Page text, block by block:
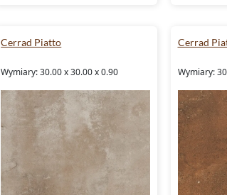
Cerrad Piatto
Wymiary: 30.00 x 30.00 x 0.90
Cerrad
Wymiary: